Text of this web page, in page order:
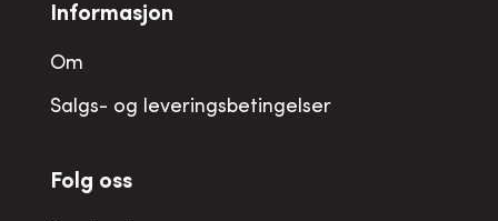
Informasjon
Om
Salgs- og leveringsbetingelser
Folg oss